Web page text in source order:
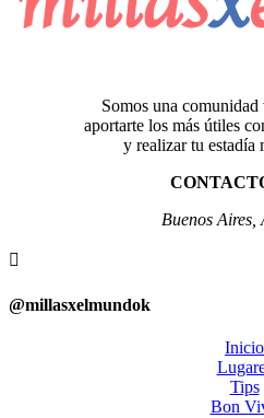
Somos una comunidad
aportarte los más útiles
y realizar tu estadía
Buenos Aires,

@millasxelmundok
Inicio
Tips
Bon